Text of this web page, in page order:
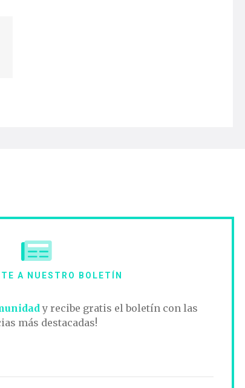
A NUESTRO BOLETÍN
y recibe gratis el boletín con las
más destacadas!